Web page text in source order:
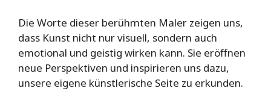
Die Worte dieser berühmten Maler zeigen uns,
dass Kunst nicht nur visuell, sondern auch
emotional und geistig wirken kann. Sie eröffnen
neue Perspektiven und inspirieren uns dazu,
unsere eigene künstlerische Seite zu erkunden.